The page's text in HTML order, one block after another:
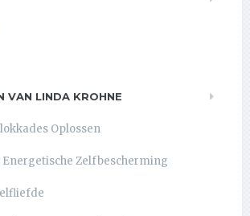
VAN LINDA KROHNE
Oplossen
Energetische Zelfbescherming